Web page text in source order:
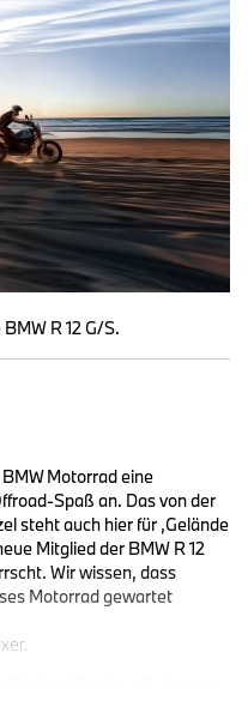
R 12 G/S.
Motorrad eine
Spaß an. Das von der
steht auch hier für ‚Gelände
Mitglied der BMW R 12
Wir wissen, dass
Motorrad gewartet
Formsprache. Ideale